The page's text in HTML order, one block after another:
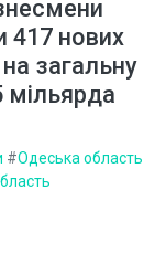
417 нових
загальну
мільярда
#Одеська область